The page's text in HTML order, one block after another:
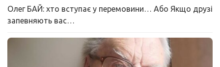
Олег БАЙ: хто вступає у перемовини… Або Якщо друзі
запевняють вас…